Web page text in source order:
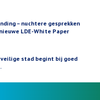
– nuchtere gesprekken
LDE-White Paper
stad begint bij goed